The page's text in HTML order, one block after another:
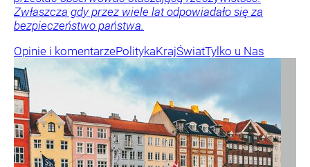
Zwłaszcza gdy przez wiele lat odpowiadało się za
bezpieczeństwo państwa.
Opinie i komentarzePolitykaKrajŚwiatTylko u Nas